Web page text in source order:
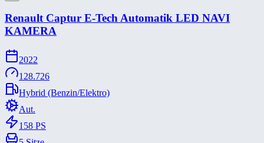
Renault Captur E-​Tech Automatik LED NAVI
KAMERA
2022
128.726
Hybrid (Benzin/Elektro)
Aut.
158 PS